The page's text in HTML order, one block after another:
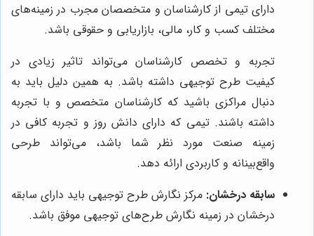
دارای تیمی از کارشناسان و متخصصان مجرب در زمینه‌های
مختلف کسب و کار، مالی، بازاریابی و حقوقی باشد.
تجربه و تخصص کارشناسان می‌تواند تاثیر زیادی در
کیفیت طرح توجیهی داشته باشد. به همین دلیل باید به
دنبال مراکزی باشید که کارشناسان متخصص و با تجربه
داشته باشند. تیمی که دارای دانش روز و تجربه کافی در
زمینه صنعت مورد نظر شما باشد، می‌تواند طرحی
واقع‌بینانه و کاربردی ارائه دهد.
سابقه درخشان: مرکز نگارش طرح توجیهی باید دارای سابقه
درخشان در زمینه نگارش طرح‌های توجیهی موفق باشد.